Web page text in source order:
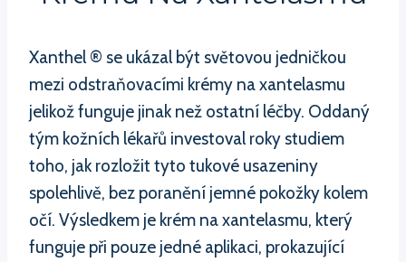
Xanthel ® se ukázal být světovou jedničkou
mezi odstraňovacími krémy na xantelasmu
jelikož funguje jinak než ostatní léčby. Oddaný
tým kožních lékařů investoval roky studiem
toho, jak rozložit tyto tukové usazeniny
spolehlivě, bez poranění jemné pokožky kolem
očí. Výsledkem je krém na xantelasmu, který
funguje při pouze jedné aplikaci, prokazující